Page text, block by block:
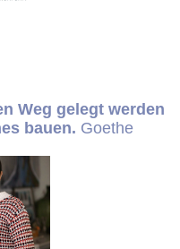
Weg gelegt werden
bauen. Goethe